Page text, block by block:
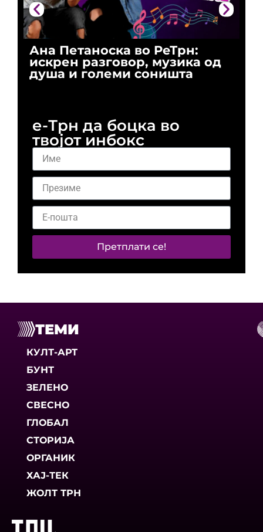
Ана Петаноска во РеТрн:
искрен разговор, музика од
душа и големи соништа
е-Трн да боцка во
твојот инбокс
Претплати се!
ТЕМИ
КУЛТ-АРТ
БУНТ
ЗЕЛЕНО
СВЕСНО
ГЛОБАЛ
СТОРИЈА
ОРГАНИК
ХАЈ-ТЕК
ЖОЛТ ТРН